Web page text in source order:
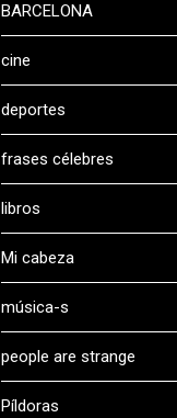
BARCELONA
cine
deportes
frases célebres
libros
Mi cabeza
música-s
people are strange
Píldoras